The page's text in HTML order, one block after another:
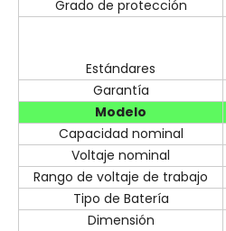
Grado de protección
Estándares
Garantía
Modelo
Capacidad nominal
Voltaje nominal
Rango de voltaje de trabajo
Tipo de Batería
Dimensión